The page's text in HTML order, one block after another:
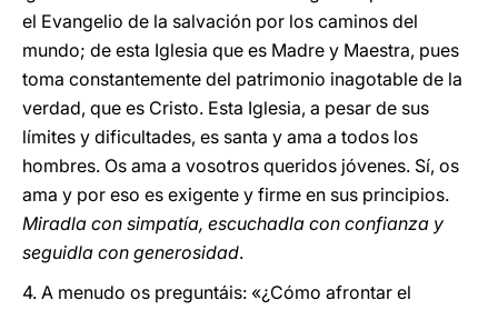
el Evangelio de la salvación por los caminos del
mundo; de esta Iglesia que es Madre y Maestra, pues
toma constantemente del patrimonio inagotable de la
verdad, que es Cristo. Esta Iglesia, a pesar de sus
límites y dificultades, es santa y ama a todos los
hombres. Os ama a vosotros queridos jóvenes. Sí, os
ama y por eso es exigente y firme en sus principios.
Miradla con simpatía, escuchadla con confianza y
seguidla con generosidad.
4. A menudo os preguntáis: «¿Cómo afrontar el